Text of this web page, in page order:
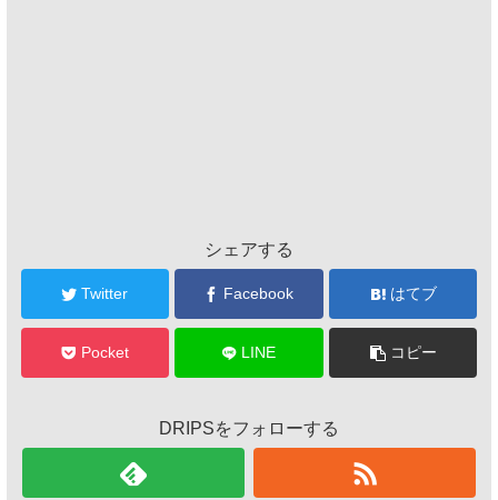
シェアする
Twitter Facebook はてブ
Pocket LINE コピー
DRIPSをフォローする